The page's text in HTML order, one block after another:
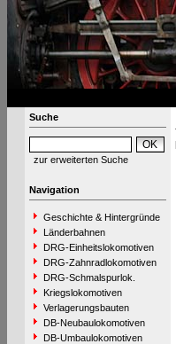
Suche
zur erweiterten Suche
Navigation
Geschichte & Hintergründe
Länderbahnen
DRG-Einheitslokomotiven
DRG-Zahnradlokomotiven
DRG-Schmalspurlok.
Kriegslokomotiven
Verlagerungsbauten
DB-Neubaulokomotiven
DB-Umbaulokomotiven